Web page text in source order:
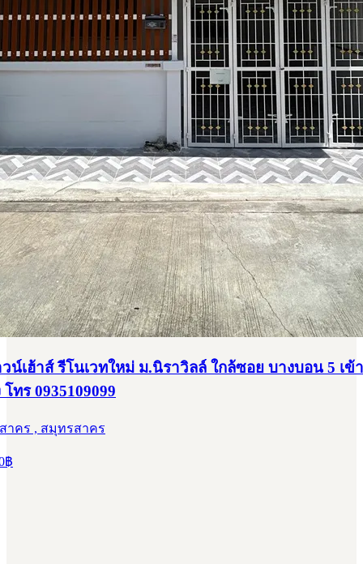
น์เฮ้าส์ รีโนเวทใหม่ ม.นิราวิลล์ ใกล้ซอย บางบอน 5 เข้
ทร 0935109099
าคร , สมุทรสาคร
฿